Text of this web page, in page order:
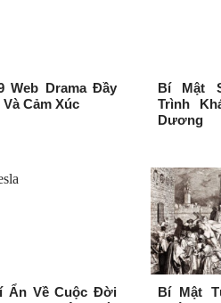
Web Drama Đầy
Cảm Xúc
Bí Mật
Trình
Dương
Ẩn Về Cuộc Đời
Bí Mật